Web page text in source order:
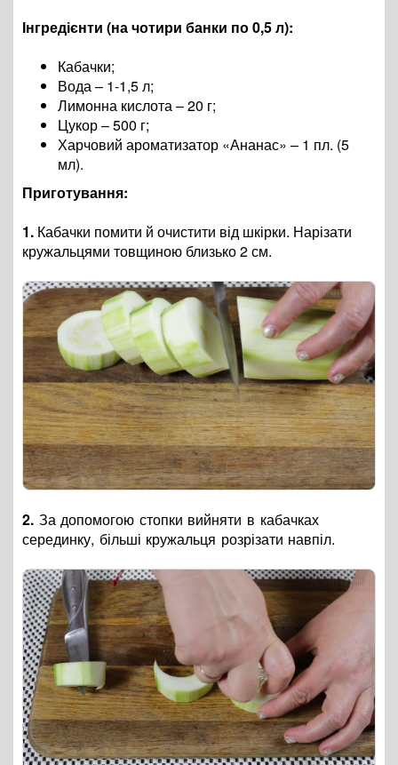
Інгредієнти (на чотири банки по 0,5 л):
Кабачки;
Вода – 1-1,5 л;
Лимонна кислота – 20 г;
Цукор – 500 г;
Харчовий ароматизатор «Ананас» – 1 пл. (5
мл).
Приготування:
1. Кабачки помити й очистити від шкірки. Нарізати
кружальцями товщиною близько 2 см.
2. За допомогою стопки вийняти в кабачках
серединку, більші кружальця розрізати навпіл.